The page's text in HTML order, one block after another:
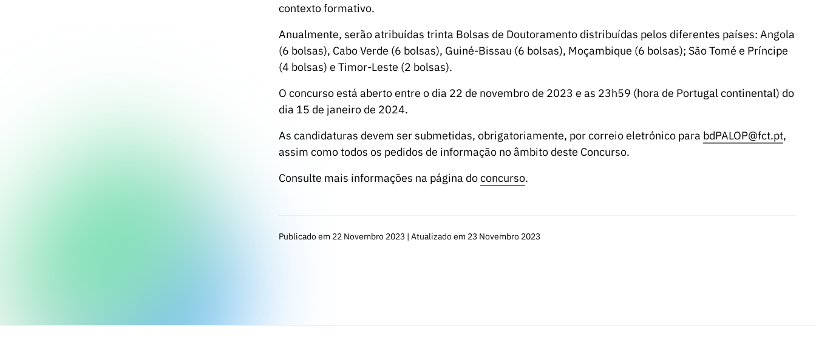
contexto formativo.
Anualmente, serão atribuídas trinta Bolsas de Doutoramento distribuídas pelos diferentes países: Angola
(6 bolsas), Cabo Verde (6 bolsas), Guiné-Bissau (6 bolsas), Moçambique (6 bolsas); São Tomé e Príncipe
(4 bolsas) e Timor-Leste (2 bolsas).
O concurso está aberto entre o dia 22 de novembro de 2023 e as 23h59 (hora de Portugal continental) do
dia 15 de janeiro de 2024.
As candidaturas devem ser submetidas, obrigatoriamente, por correio eletrónico para bdPALOP@fct.pt,
assim como todos os pedidos de informação no âmbito deste Concurso.
Consulte mais informações na página doconcurso.
Publicado em 22 Novembro 2023 | Atualizado em 23 Novembro 2023